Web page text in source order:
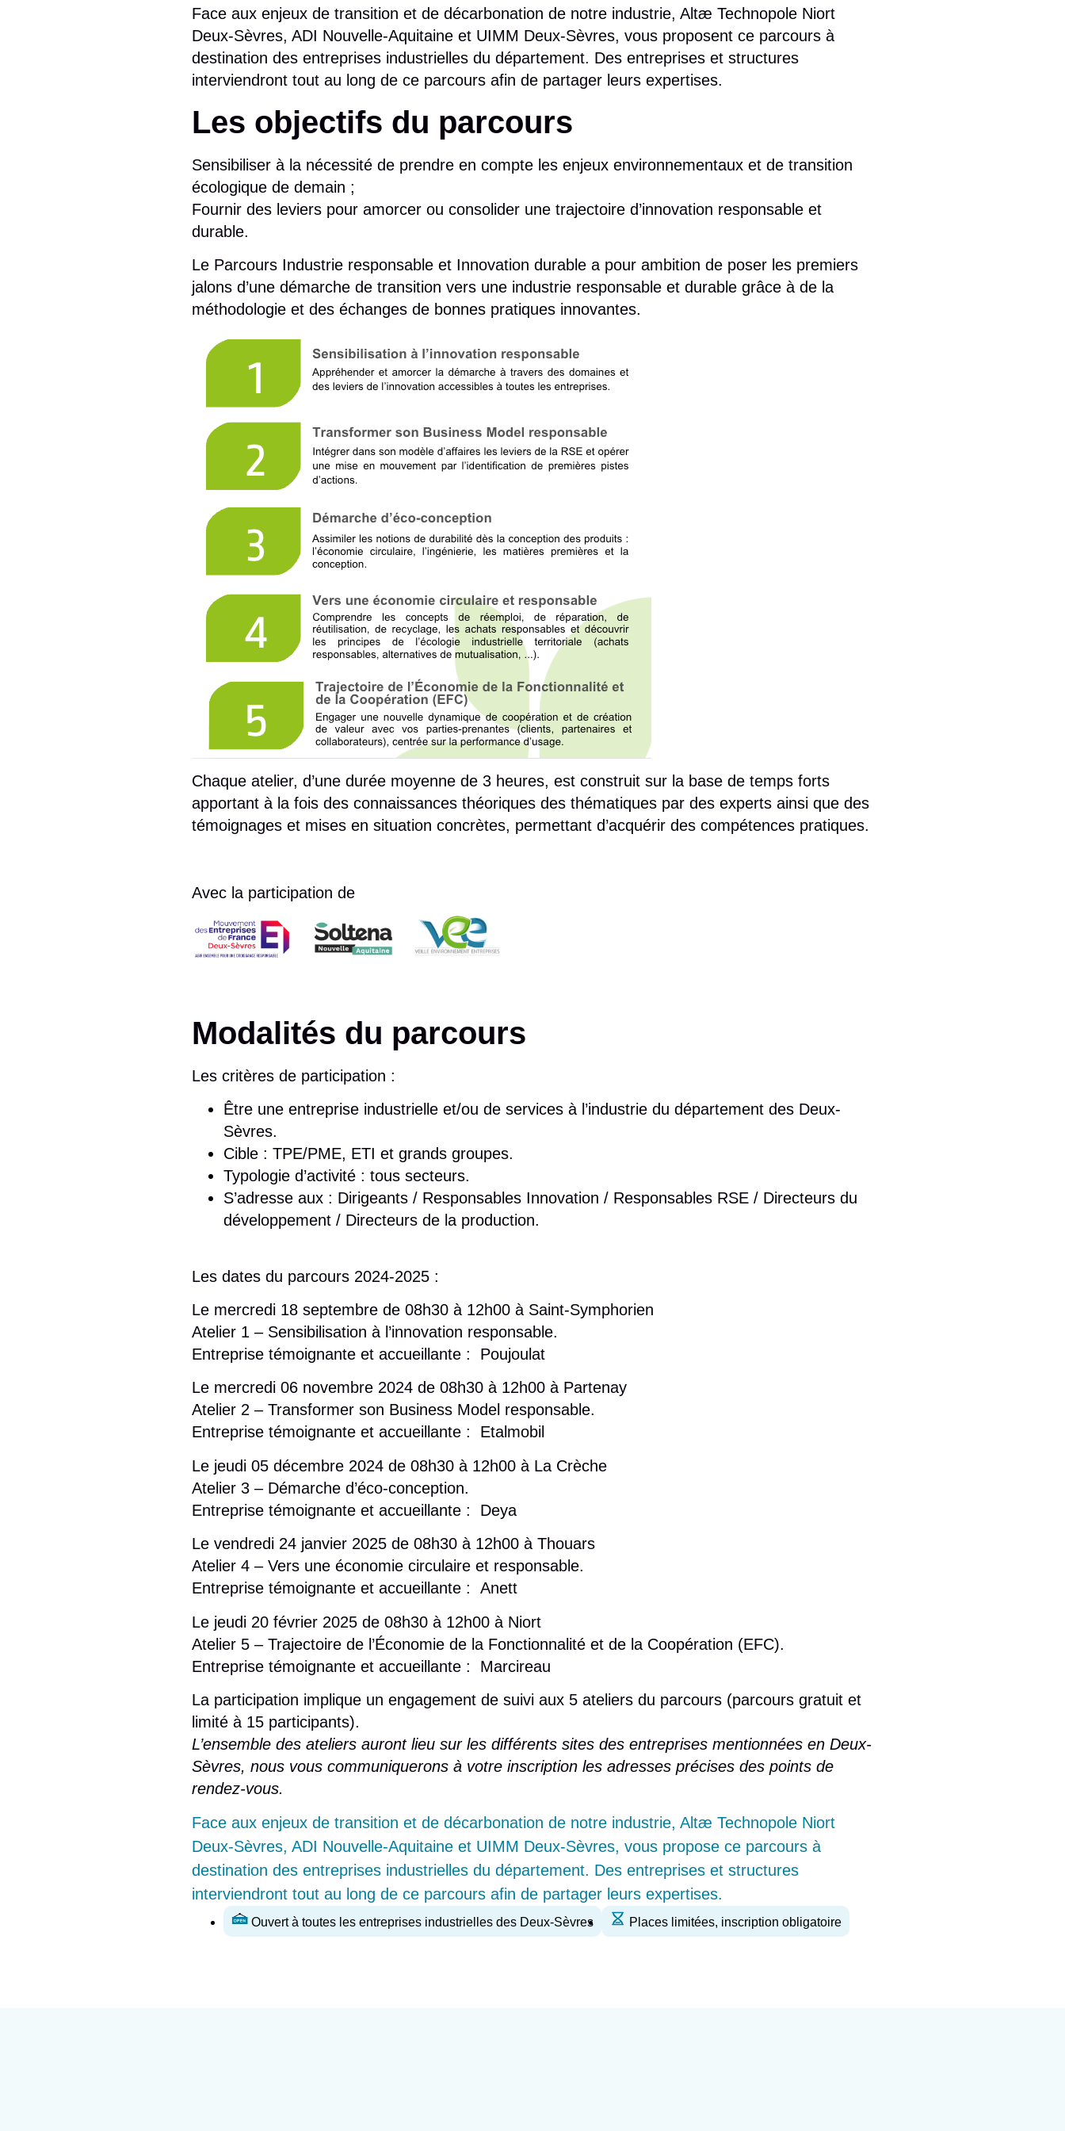
Face aux enjeux de transition et de décarbonation de notre industrie, Altæ Technopole Niort
Deux-Sèvres, ADI Nouvelle-Aquitaine et UIMM Deux-Sèvres, vous proposent ce parcours à
destination des entreprises industrielles du département. Des entreprises et structures
interviendront tout au long de ce parcours afin de partager leurs expertises.
Les objectifs du parcours
Sensibiliser à la nécessité de prendre en compte les enjeux environnementaux et de transition
écologique de demain ;
Fournir des leviers pour amorcer ou consolider une trajectoire d’innovation responsable et
durable.
Le Parcours Industrie responsable et Innovation durable a pour ambition de poser les premiers
jalons d’une démarche de transition vers une industrie responsable et durable grâce à de la
méthodologie et des échanges de bonnes pratiques innovantes.
Chaque atelier, d’une durée moyenne de 3 heures, est construit sur la base de temps forts
apportant à la fois des connaissances théoriques des thématiques par des experts ainsi que des
témoignages et mises en situation concrètes, permettant d’acquérir des compétences pratiques.
Avec la participation de
Modalités du parcours
Les critères de participation :
Être une entreprise industrielle et/ou de services à l’industrie du département des Deux-
Sèvres.
Cible : TPE/PME, ETI et grands groupes.
Typologie d’activité : tous secteurs.
S’adresse aux : Dirigeants / Responsables Innovation / Responsables RSE / Directeurs du
développement / Directeurs de la production.
Les dates du parcours 2024-2025 :
Le mercredi 18 septembre de 08h30 à 12h00 à Saint-Symphorien
Atelier 1 – Sensibilisation à l’innovation responsable.
Entreprise témoignante et accueillante : Poujoulat
Le mercredi 06 novembre 2024 de 08h30 à 12h00 à Partenay
Atelier 2 – Transformer son Business Model responsable.
Entreprise témoignante et accueillante : Etalmobil
Le jeudi 05 décembre 2024 de 08h30 à 12h00 à La Crèche
Atelier 3 – Démarche d’éco-conception.
Entreprise témoignante et accueillante : Deya
Le vendredi 24 janvier 2025 de 08h30 à 12h00 à Thouars
Atelier 4 – Vers une économie circulaire et responsable.
Entreprise témoignante et accueillante : Anett
Le jeudi 20 février 2025 de 08h30 à 12h00 à Niort
Atelier 5 – Trajectoire de l’Économie de la Fonctionnalité et de la Coopération (EFC).
Entreprise témoignante et accueillante : Marcireau
La participation implique un engagement de suivi aux 5 ateliers du parcours (parcours gratuit et
limité à 15 participants).
L’ensemble des ateliers auront lieu sur les différents sites des entreprises mentionnées en Deux-
Sèvres, nous vous communiquerons à votre inscription les adresses précises des points de
rendez-vous.
Face aux enjeux de transition et de décarbonation de notre industrie, Altæ Technopole Niort
Deux-Sèvres, ADI Nouvelle-Aquitaine et UIMM Deux-Sèvres, vous propose ce parcours à
destination des entreprises industrielles du département. Des entreprises et structures
interviendront tout au long de ce parcours afin de partager leurs expertises.
Ouvert à toutes les entreprises industrielles des Deux-Sèvres Places limitées, inscription obligatoire